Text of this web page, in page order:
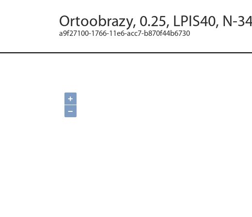
Ortoobrazy, 0.25, LPIS40, N-
a9f27100-1766-11e6-acc7-b870f44b6730
+
−